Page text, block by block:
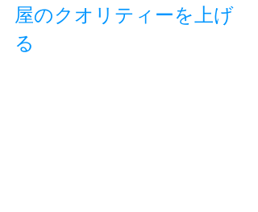
屋のクオリティーを上げ
る